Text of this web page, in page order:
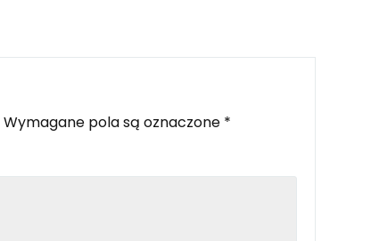
Wymagane pola są oznaczone *